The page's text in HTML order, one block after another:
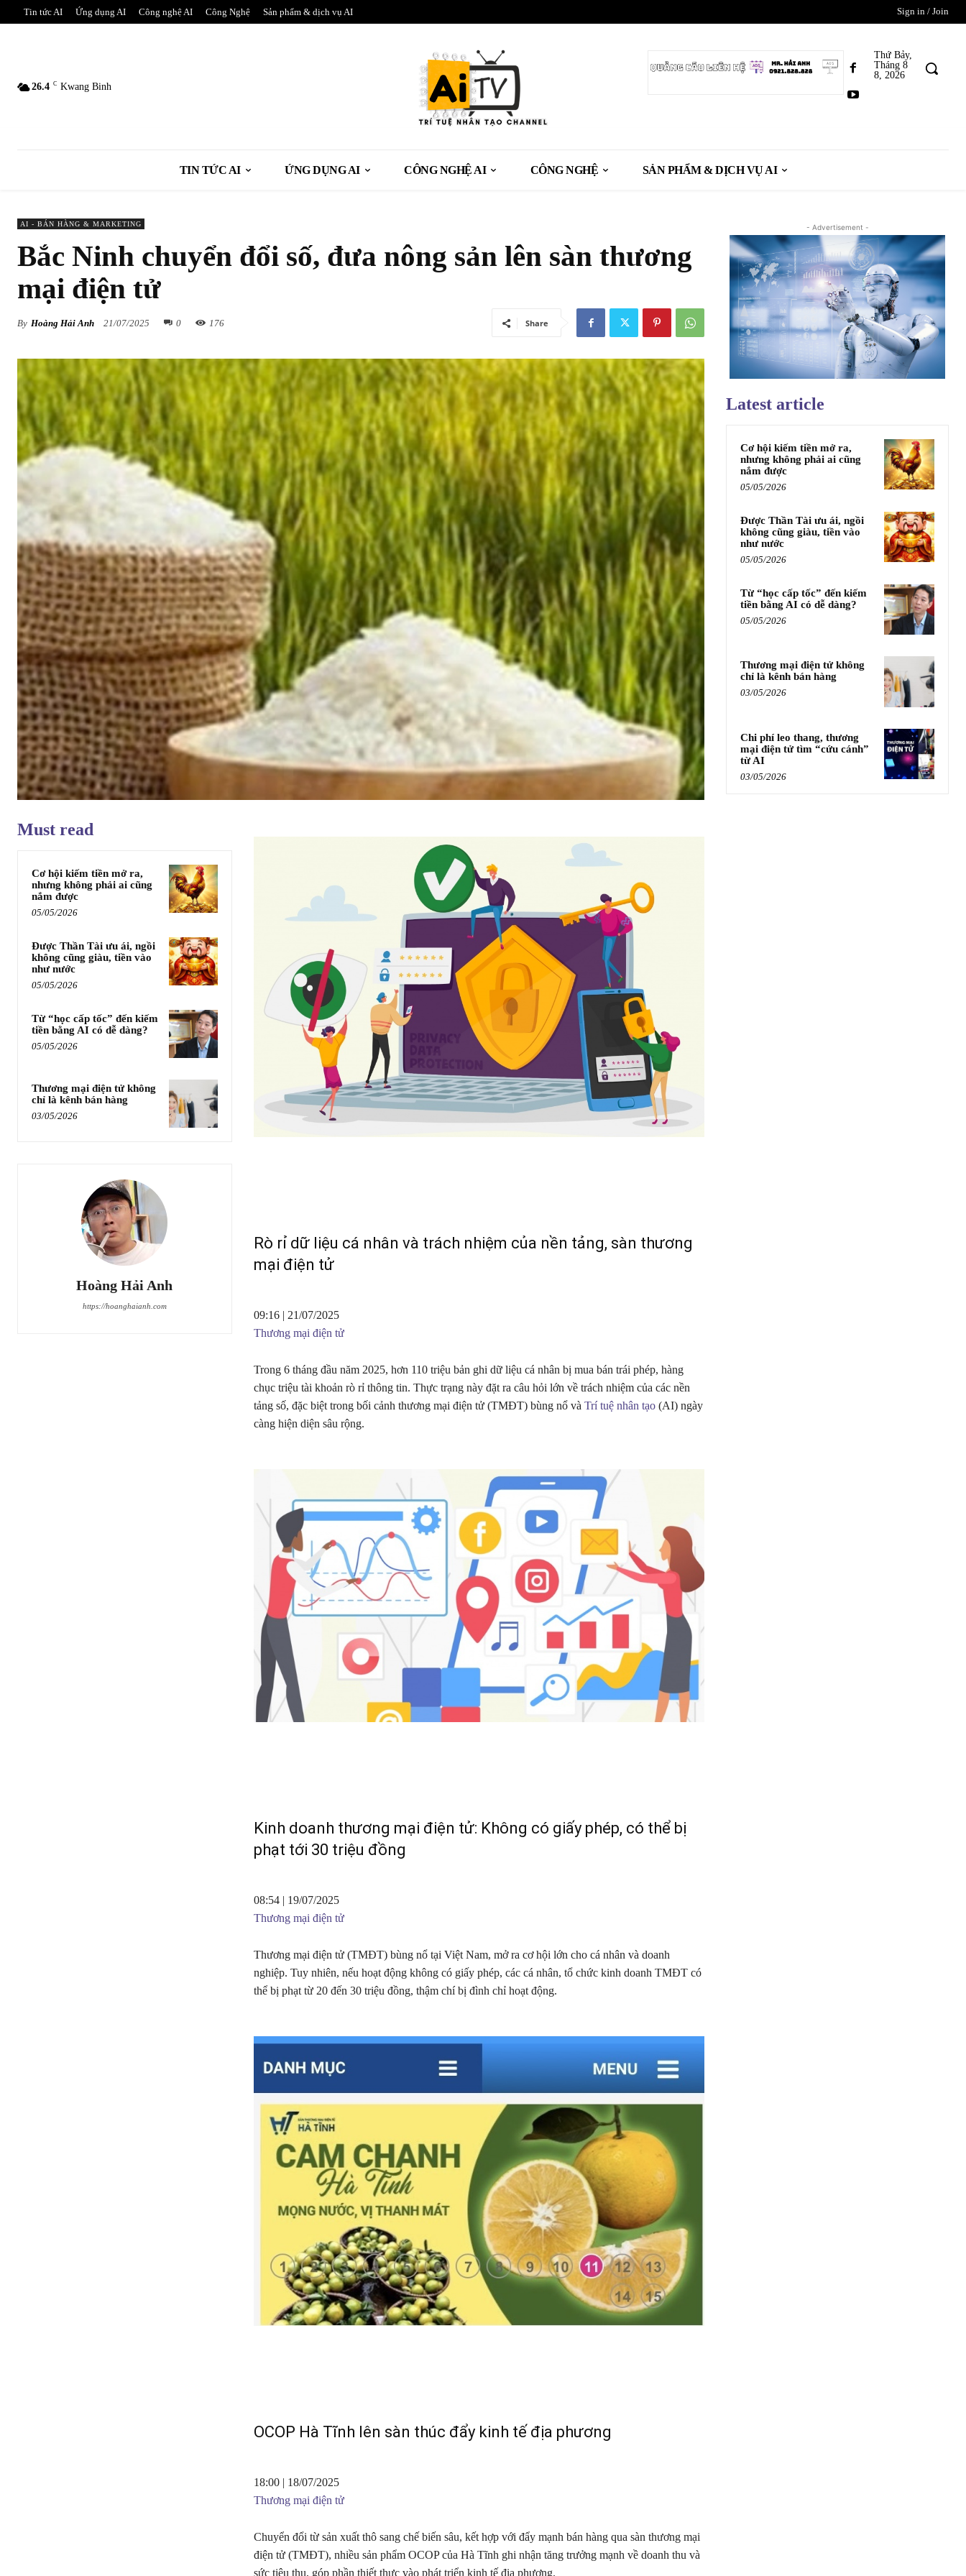
Tin tức AI Ứng dụng AI Công nghệ AI Công Nghệ Sản phẩm & dịch vụ AI Sign in / Join
26.4 C Kwang Binh
Thứ Bảy,
Tháng 8
8, 2026
TIN TỨC AI ỨNG DỤNG AI CÔNG NGHỆ AI CÔNG NGHỆ SẢN PHẨM & DỊCH VỤ AI
AI - BÁN HÀNG & MARKETING
Bắc Ninh chuyển đổi số, đưa nông sản lên sàn thương
mại điện tử
By Hoàng Hải Anh 21/07/2025 0 176 Share
Must read
Cơ hội kiếm tiền mở ra,
nhưng không phải ai cũng
nắm được
05/05/2026
Được Thần Tài ưu ái, ngồi
không cũng giàu, tiền vào
như nước
05/05/2026
Từ “học cấp tốc” đến kiếm
tiền bằng AI có dễ dàng?
05/05/2026
Thương mại điện tử không
chỉ là kênh bán hàng
03/05/2026
Hoàng Hải Anh
https://hoanghaianh.com
Rò rỉ dữ liệu cá nhân và trách nhiệm của nền tảng, sàn thương
mại điện tử
09:16 | 21/07/2025
Thương mại điện tử
Trong 6 tháng đầu năm 2025, hơn 110 triệu bản ghi dữ liệu cá nhân bị mua bán trái phép, hàng
chục triệu tài khoản rò rỉ thông tin. Thực trạng này đặt ra câu hỏi lớn về trách nhiệm của các nền
tảng số, đặc biệt trong bối cảnh thương mại điện tử (TMĐT) bùng nổ và Trí tuệ nhân tạo(AI) ngày
càng hiện diện sâu rộng.
Kinh doanh thương mại điện tử: Không có giấy phép, có thể bị
phạt tới 30 triệu đồng
08:54 | 19/07/2025
Thương mại điện tử
Thương mại điện tử (TMĐT) bùng nổ tại Việt Nam, mở ra cơ hội lớn cho cá nhân và doanh
nghiệp. Tuy nhiên, nếu hoạt động không có giấy phép, các cá nhân, tổ chức kinh doanh TMĐT có
thể bị phạt từ 20 đến 30 triệu đồng, thậm chí bị đình chỉ hoạt động.
OCOP Hà Tĩnh lên sàn thúc đẩy kinh tế địa phương
18:00 | 18/07/2025
Thương mại điện tử
Chuyển đổi từ sản xuất thô sang chế biến sâu, kết hợp với đẩy mạnh bán hàng qua sàn thương mại
điện tử (TMĐT), nhiều sản phẩm OCOP của Hà Tĩnh ghi nhận tăng trưởng mạnh về doanh thu và
sức tiêu thụ, góp phần thiết thực vào phát triển kinh tế địa phương.
- Advertisement -
Latest article
Cơ hội kiếm tiền mở ra,
nhưng không phải ai cũng
nắm được
05/05/2026
Được Thần Tài ưu ái, ngồi
không cũng giàu, tiền vào
như nước
05/05/2026
Từ “học cấp tốc” đến kiếm
tiền bằng AI có dễ dàng?
05/05/2026
Thương mại điện tử không
chỉ là kênh bán hàng
03/05/2026
Chi phí leo thang, thương
mại điện tử tìm “cứu cánh”
từ AI
03/05/2026